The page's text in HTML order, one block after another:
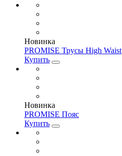
Новинка
PROMISE Трусы High Waist
Купить
Новинка
PROMISE Пояс
Купить